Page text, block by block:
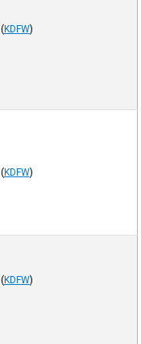
(KDFW)
(KDFW)
(KDFW)